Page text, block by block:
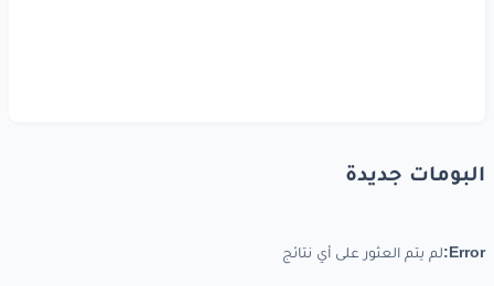
البومات جديدة
Error: لم يتم العثور على أي نتائج